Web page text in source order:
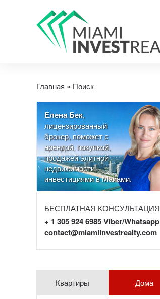
Главная » Поиск
Елена Бек,
лицензированный
брокер, поможет с
арендой, покупкой,
продажей элитной
недвижимости,
инвестициями в Майами.
БЕСПЛАТНАЯ КОНСУЛЬТАЦИЯ
+ 1 305 924 6985 Viber/Whatsapp
contact@miamiinvestrealty.com
Квартиры Дома